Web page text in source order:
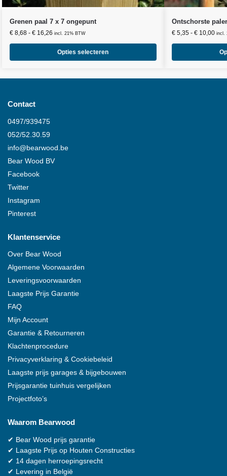
Grenen paal 7 x 7 ongepunt
€8,68 - €16,26 incl. 21% BTW
Opties selecteren
Ontschorste
€5,35 - €10,00 incl.
Contact
0497/939475
052/52.30.59
info@bearwood .be
Bear Wood BV
Facebook
Twitter
Instagram
Pinterest
Klantenservice
Over Bear Wood
Algemene Voorwaarden
Leveringsvoorwaarden
Laagste Prijs Garantie
FAQ
Mijn Account
Garantie & Retourneren
Klachtenprocedure
Privacyverklaring & Cookiebeleid
Laagste prijs garages & bijgebouwen
Prijsgarantie tuinhuis vergelijken
Projectfoto’s
Waarom Bearwood
✔ Bear Wood prijs garantie
✔ Laagste Prijs op Houten Constructies
✔ 14 dagen herroepingsrecht
✔ Levering in België